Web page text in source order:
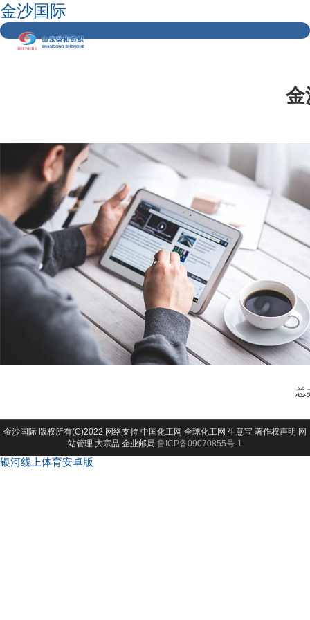
金沙国际
金
总
金沙国际 版权所有(C)2022 网络支持 中国化工网 全球化工网 生意宝 著作权声明 网
站管理 大宗品 企业邮局 鲁ICP备09070855号-1
银河线上体育安卓版